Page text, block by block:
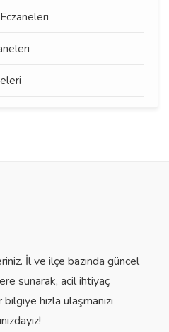
İl ve ilçe bazında güncel
sunarak, acil ihtiyaç
hızla ulaşmanızı